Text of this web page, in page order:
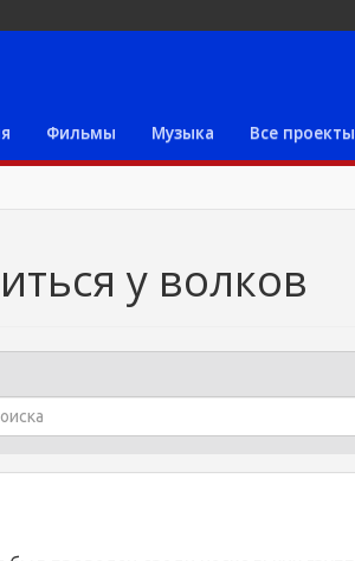
Фильмы Музыка Все проекты
у волков